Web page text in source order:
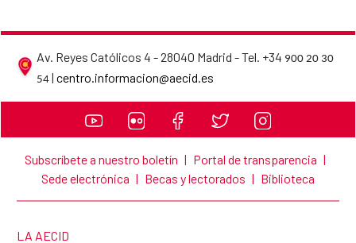
Av. Reyes Católicos 4 - 28040 Madrid - Tel. +34 900 20 30
54 | centro.informacion@aecid.esAECID contact details
Subscríbete a nuestro boletín | Portal de transparencia |
Sede electrónica | Becas y lectorados | Biblioteca
LINK TO THE WEBSITE:
LA AECID